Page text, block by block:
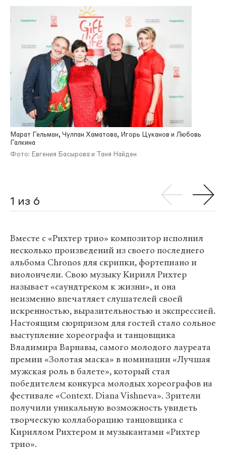
Марат Гельман, Чулпан Хаматова, Игорь Цуканов и Любовь
Галкина
Фото: Евгения Басырова и Таня Найден
1 из 6
Вместе с «Рихтер трио» композитор исполнил
несколько произведений из своего последнего
альбома Chronos для скрипки, фортепиано и
виолончели. Свою музыку Кирилл Рихтер
называет «саундтреком к жизни», и она
неизменно впечатляет слушателей своей
искренностью, выразительностью и экспрессией.
Настоящим сюрпризом для гостей стало сольное
выступление хореографа и танцовщика
Владимира Варнавы, самого молодого лауреата
премии «Золотая маска» в номинации «Лучшая
мужская роль в балете», который стал
победителем конкурса молодых хореографов на
фестивале «Context. Diana Vishneva». Зрители
получили уникальную возможность увидеть
творческую коллаборацию танцовщика с
Кириллом Рихтером и музыкантами «Рихтер
трио».